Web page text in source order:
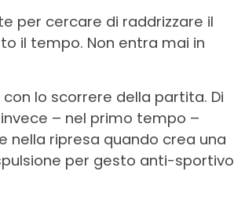
per cercare di raddrizzare il
il tempo. Non entra mai in
lo scorrere della partita. Di
– nel primo tempo –
nella ripresa quando crea una
per gesto anti-sportivo